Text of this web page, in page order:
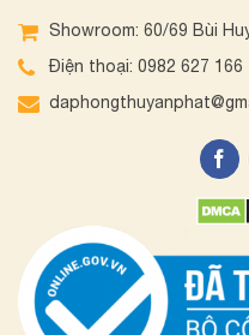
Showroom: 60/69 Bùi
Điện thoại: 0982 627 166